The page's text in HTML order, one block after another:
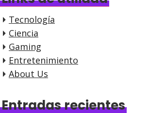
Tecnología
Ciencia
Gaming
Entretenimiento
About Us
Entradas recientes